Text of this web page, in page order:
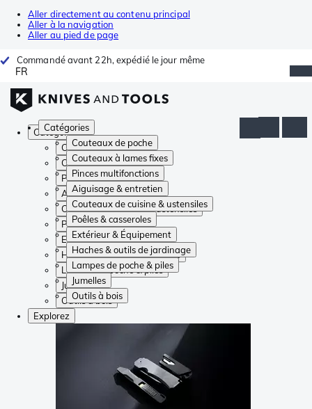
Aller directement au contenu principal
Aller à la navigation
Aller au pied de page
Commandé avant 22h, expédié le jour même
FR
Catégories
Couteaux de poche
Couteaux à lames fixes
Pinces multifonctions
Aiguisage & entretien
Couteaux de cuisine & ustensiles
Poêles & casseroles
Extérieur & Équipement
Haches & outils de jardinage
Lampes de poche & piles
Jumelles
Outils à bois
Catégories
Couteaux de poche
Couteaux à lames fixes
Pinces multifonctions
Aiguisage & entretien
Couteaux de cuisine & ustensiles
Poêles & casseroles
Extérieur & Équipement
Haches & outils de jardinage
Lampes de poche & piles
Jumelles
Outils à bois
Explorez